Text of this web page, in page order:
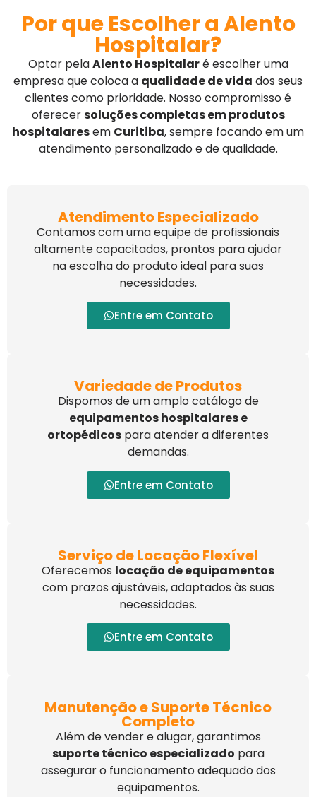
Por que Escolher a Alento
Hospitalar?
Optar pelaAlento Hospitalaré escolher uma
empresa que coloca a qualidade de vida dos seus
clientes como prioridade. Nosso compromisso é
oferecersoluções completas em produtos
hospitalaresem Curitiba, sempre focando em um
atendimento personalizado e de qualidade.
Atendimento Especializado
Contamos com uma equipe de profissionais
altamente capacitados, prontos para ajudar
na escolha do produto ideal para suas
necessidades.
Entre em Contato
Variedade de Produtos
Dispomos de um amplo catálogo de
equipamentos hospitalares e
ortopédicos para atender a diferentes
demandas.
Entre em Contato
Serviço de Locação Flexível
Oferecemos locação de equipamentos
com prazos ajustáveis, adaptados às suas
necessidades.
Entre em Contato
Manutenção e Suporte Técnico
Completo
Além de vender e alugar, garantimos
suporte técnico especializado para
assegurar o funcionamento adequado dos
equipamentos.